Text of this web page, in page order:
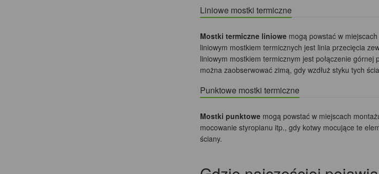
Liniowe mostki termiczne
Mostki termiczne liniowemogą powstać w miejscach
liniowym mostkiem termicznych jest linia przecięcia
liniowym mostkiem termicznym jest połączenie
można zaobserwować zimą, gdy wzdłuż styku tych
Punktowe mostki termiczne
Mostki punktowemogą powstać w miejscach
mocowanie styropianu itp., gdy kotwy mocujące te
ściany.